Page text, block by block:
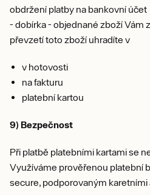
obdržení platby na bankovní účet
- dobírka - objednané zboží Vám
převzetí toto zboží uhradíte v
v hotovosti
na fakturu
platební kartou
9) Bezpečnost
Při platbě platebními kartami se
Využíváme prověřenou platební
secure, podporovaným karetními